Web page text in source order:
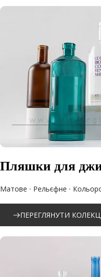
Пляшки для
Матове · Рельєфне ·
ПЕРЕГЛЯНУТИ